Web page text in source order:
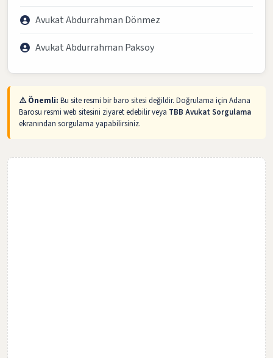
Avukat Abdurrahman Dönmez
Avukat Abdurrahman Paksoy
⚠️ Önemli: Bu site resmi bir baro sitesi değildir. Doğrulama için Adana
Barosu resmi web sitesini ziyaret edebilir veya TBB Avukat Sorgulama
ekranından sorgulama yapabilirsiniz.